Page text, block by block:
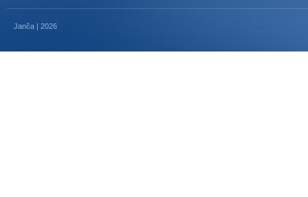
Janča | 2026